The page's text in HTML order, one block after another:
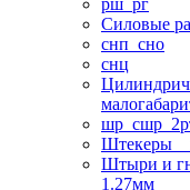
рш_рг
Силовые
снп_сно
снц
Штекеры _
Штыри и
1.27мм